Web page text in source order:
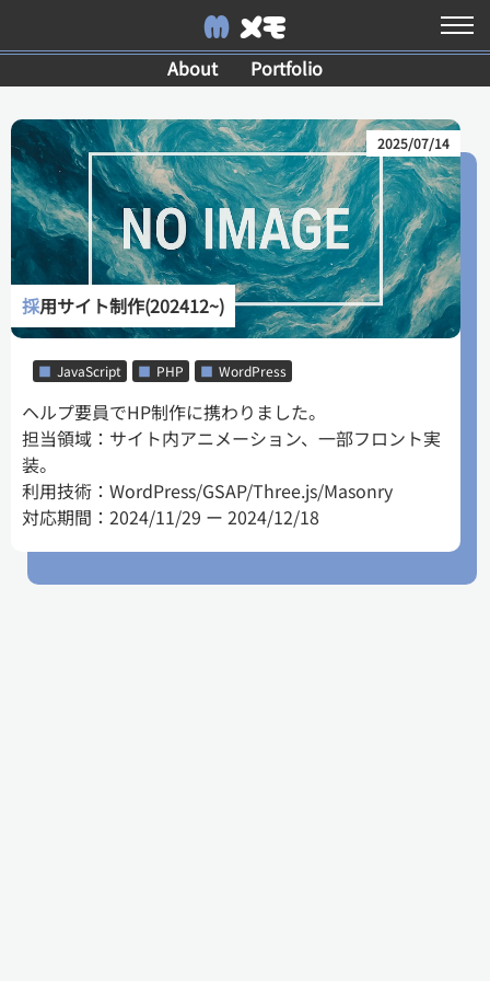
M メモ
About Portfolio
採用サイト制作(202412~)
2025/07/14
■ JavaScript ■ PHP ■ WordPress
ヘルプ要員でHP制作に携わりました。
担当領域：サイト内アニメーション、一部フロント実
装。
利用技術：WordPress/GSAP/Three.js/Masonry
対応期間：2024/11/29 ー 2024/12/18